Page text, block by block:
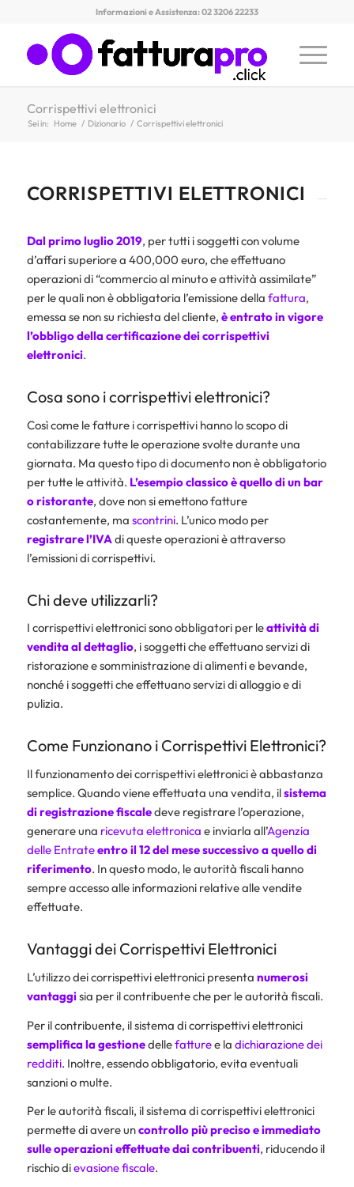
Informazioni e Assistenza: 02 3206 22233
Corrispettivi elettronici
Sei in: Home / Dizionario / Corrispettivi elettronici
CORRISPETTIVI ELETTRONICI
Dal primo luglio 2019, per tutti i soggetti con volume
d’affari superiore a 400,000 euro, che effettuano
operazioni di “commercio al minuto e attività assimilate”
per le quali non è obbligatoria l’emissione della fattura,
emessa se non su richiesta del cliente, è entrato in vigore
l’obbligo della certificazione dei corrispettivi
elettronici.
Cosa sono i corrispettivi elettronici?
Così come le fatture i corrispettivi hanno lo scopo di
contabilizzare tutte le operazione svolte durante una
giornata. Ma questo tipo di documento non è obbligatorio
per tutte le attività. L’esempio classico è quello di un bar
o ristorante, dove non si emettono fatture
costantemente, ma scontrini. L’unico modo per
registrare l’IVAdi queste operazioni è attraverso
l’emissioni di corrispettivi.
Chi deve utilizzarli?
I corrispettivi elettronici sono obbligatori per leattività di
vendita al dettaglio, i soggetti che effettuano servizi di
ristorazione e somministrazione di alimenti e bevande,
nonché i soggetti che effettuano servizi di alloggio e di
pulizia.
Come Funzionano i Corrispettivi Elettronici?
Il funzionamento dei corrispettivi elettronici è abbastanza
semplice. Quando viene effettuata una vendita, ilsistema
di registrazione fiscaledeve registrare l’operazione,
generare una ricevuta elettronica e inviarla all’Agenzia
delle Entrateentro il 12 del mese successivo a quello di
riferimento. In questo modo, le autorità fiscali hanno
sempre accesso alle informazioni relative alle vendite
effettuate.
Vantaggi dei Corrispettivi Elettronici
L’utilizzo dei corrispettivi elettronici presenta numerosi
vantaggisia per il contribuente che per le autorità fiscali.
Per il contribuente, il sistema di corrispettivi elettronici
semplifica la gestionedellefatturee la dichiarazione dei
redditi. Inoltre, essendo obbligatorio, evita eventuali
sanzioni o multe.
Per le autorità fiscali, il sistema di corrispettivi elettronici
permette di avere uncontrollo più preciso e immediato
sulle operazioni effettuate dai contribuenti, riducendo il
rischio dievasione fiscale.